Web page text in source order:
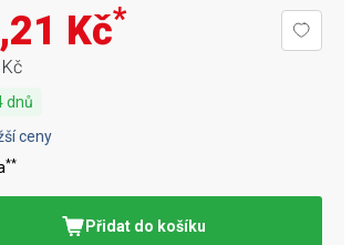
Kč*
dnů
ceny
**
Přidat do košíku